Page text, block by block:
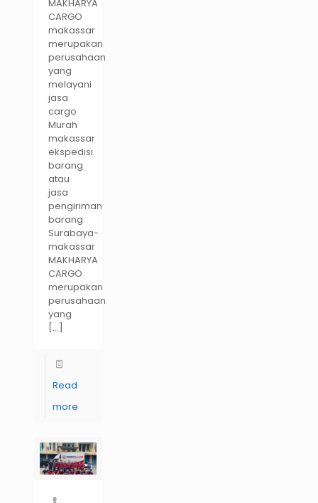
MAKHARYA
CARGO
makassar
merupakan
perusahaan
yang
melayani
jasa
cargo
Murah
makassar
ekspedisi
barang
atau
jasa
pengiriman
barang
Surabaya-
makassar
MAKHARYA
CARGO
merupakan
perusahaan
yang
[…]
Read
more